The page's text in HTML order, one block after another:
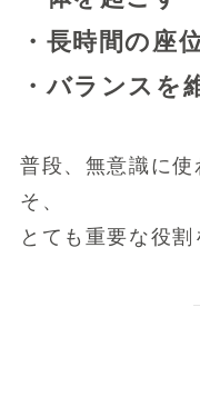
・長時間の座
・バランスを
普段、無意識に使
そ、
とても重要な役割